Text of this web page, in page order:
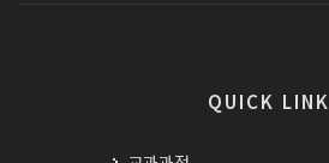
QUICK LINK